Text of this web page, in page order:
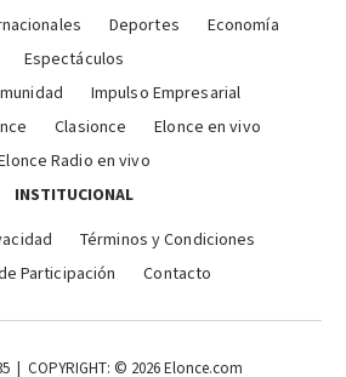
Deportes
Economía
Espectáculos
Impulso Empresarial
Clasionce
Elonce en vivo
Radio en vivo
INSTITUCIONAL
Términos y Condiciones
Participación
Contacto
| COPYRIGHT: © 2026 Elonce.com